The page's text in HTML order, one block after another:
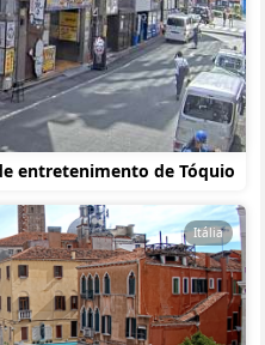
entretenimento de Tóquio
Itália